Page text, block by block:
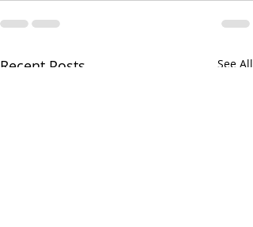
Recent Posts See All